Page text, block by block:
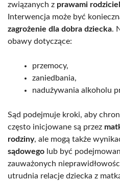
związanych z prawami
Interwencja może być
zagrożenie dla dobra dziecka.
obawy dotyczące:
przemocy,
zaniedbania,
nadużywania alkoholu
Sąd podejmuje kroki, aby
często inicjowane są przez
rodziny, ale mogą także
sądowego lub być
zauważonych
utrudnia relacje dziecka z